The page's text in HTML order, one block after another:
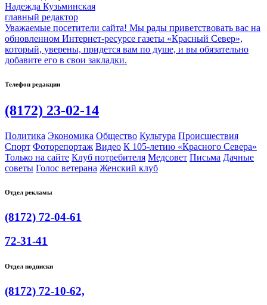
Надежда Кузьминская
главный редактор
Уважаемые посетители сайта! Мы рады приветствовать вас на
обновленном Интернет-ресурсе газеты «Красный Север»,
который, уверены, придется вам по душе, и вы обязательно
добавите его в свои закладки.
Телефон редакции
(8172) 23-02-14
Политика Экономика Общество Культура Происшествия
Спорт Фоторепортаж Видео К 105-летию «Красного Севера»
Только на сайте Клуб потребителя Медсовет Письма Дачные
советы Голос ветерана Женский клуб
Отдел рекламы
(8172) 72-04-61
72-31-41
Отдел подписки
(8172) 72-10-62,